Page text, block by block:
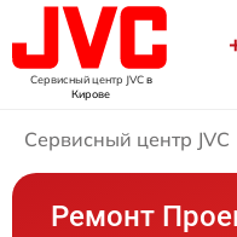
Сервисный центр JVCв
Кирове
Сервисный центр JVC
Ремонт